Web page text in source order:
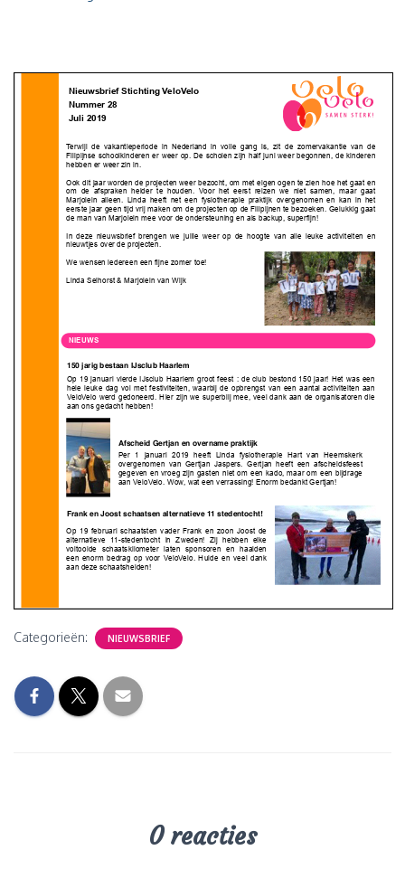
Categorieën: NIEUWSBRIEF
0 reacties